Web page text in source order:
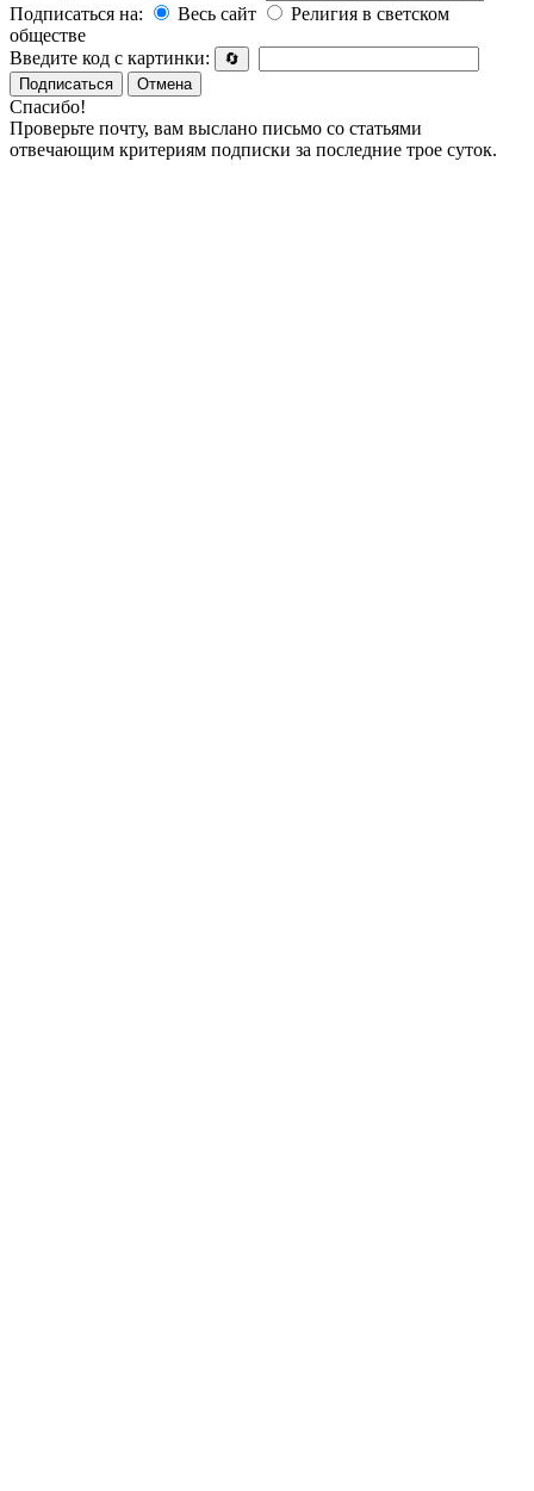
Подписаться на:
Весь сайт
Религия в светском
обществе
Введите код с картинки:
🔄
Подписаться
Отмена
Спасибо!
Проверьте почту, вам выслано письмо со статьями
отвечающим критериям подписки за последние трое суток.